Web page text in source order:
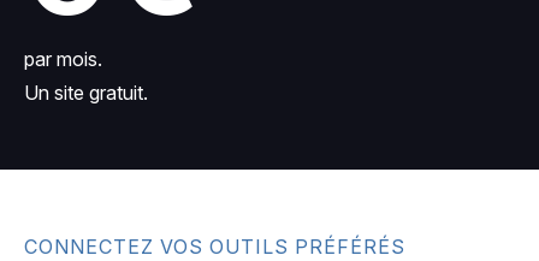
par mois.
Un site gratuit.
CONNECTEZ VOS OUTILS PRÉFÉRÉS